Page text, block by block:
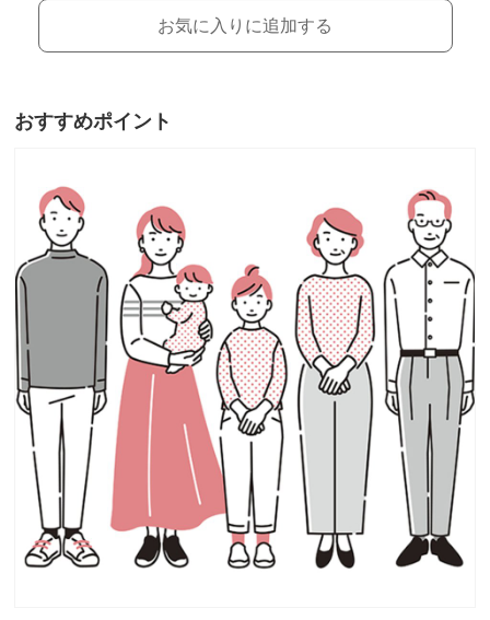
お気に入りに追加する
おすすめポイント